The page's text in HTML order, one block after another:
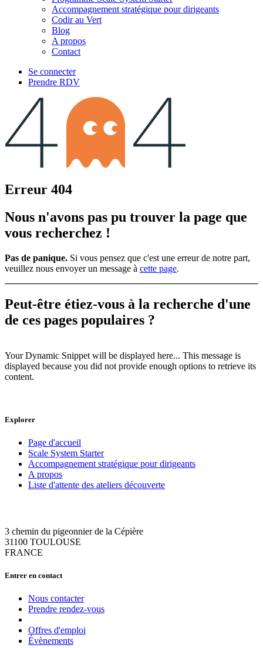
Accompagnement stratégique pour dirigeants
Codir au Vert
Blog
A propos
Contact
Se connecter
Prendre RDV
Erreur 404
Nous n'avons pas pu trouver la page que
vous recherchez !
Pas de panique. Si vous pensez que c'est une erreur de notre part,
veuillez nous envoyer un message à cette page.
Peut-être étiez-vous à la recherche d'une
de ces pages populaires ?
Your Dynamic Snippet will be displayed here... This message is
displayed because you did not provide enough options to retrieve its
content.
Explorer
Page d'accueil
Scale System Starter
Accompagnement stratégique pour dirigeants
A propos
Liste d'attente des ateliers découverte
3 chemin du pigeonnier de la Cépière
31100 TOULOUSE
FRANCE
Entrer en contact
Nous contacter
Prendre rendez-vous
Offres d'emploi
Évènements